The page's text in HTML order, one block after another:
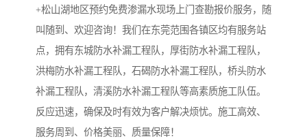
+松山湖地区预约免费渗漏水现场上门查勘报价服务，随
叫随到、欢迎咨询！我们在东莞范围各镇区均有服务站
点，拥有东城防水补漏工程队，厚街防水补漏工程队，
洪梅防水补漏工程队，石碣防水补漏工程队，桥头防水
补漏工程队，清溪防水补漏工程队等高素质施工队伍。
反应迅速，确保及时有效为客户解决烦忧。施工高效、
服务周到、价格美丽、质量保障！